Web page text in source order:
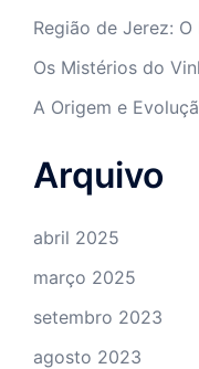
Região de Jerez:
Os Mistérios do
A Origem e
Arquivo
abril 2025
março 2025
setembro 2023
agosto 2023